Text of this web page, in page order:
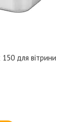
150 для вітрини